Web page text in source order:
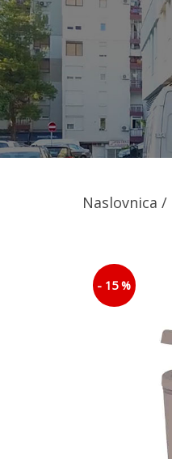
Naslovnica /
- 15 %